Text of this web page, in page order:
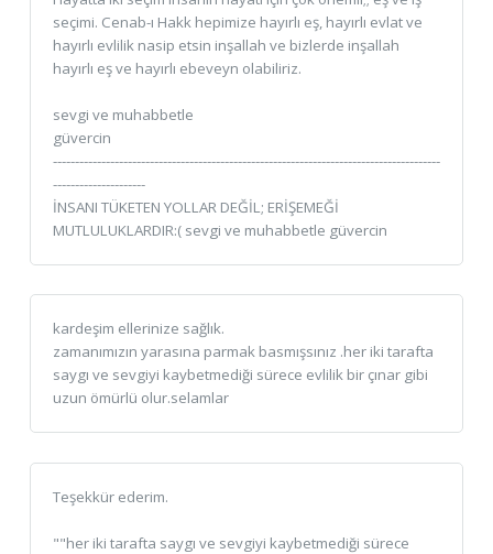
seçimi. Cenab-ı Hakk hepimize hayırlı eş, hayırlı evlat ve
hayırlı evlilik nasip etsin inşallah ve bizlerde inşallah
hayırlı eş ve hayırlı ebeveyn olabiliriz.
sevgi ve muhabbetle
güvercin
----------------------------------------------------------------------------------------
---------------------
İNSANI TÜKETEN YOLLAR DEĞİL; ERİŞEMEĞİ
MUTLULUKLARDIR:( sevgi ve muhabbetle güvercin
kardeşim ellerinize sağlık.
zamanımızın yarasına parmak basmışsınız .her iki tarafta
saygı ve sevgiyi kaybetmediği sürece evlilik bir çınar gibi
uzun ömürlü olur.selamlar
Teşekkür ederim.
""her iki tarafta saygı ve sevgiyi kaybetmediği sürece